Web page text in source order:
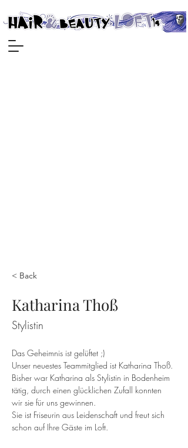
< Back
Katharina Thoß
Stylistin
Das Geheimnis ist gelüftet ;)
Unser neuestes Teammitglied ist Katharina Thoß.
Bisher war Katharina als Stylistin in Bodenheim
tätig, durch einen glücklichen Zufall konnten
wir sie für uns gewinnen.
Sie ist Friseurin aus Leidenschaft und freut sich
schon auf Ihre Gäste im Loft.